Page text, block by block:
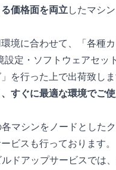
価格面を両立したマシ
境に合わせて、「各種
設定・ソフトウェアセッ
を行った上で出荷致しま
すぐに最適な環境でご
マシンをノードとした
ビスも行っております。
ドアップサービスでは